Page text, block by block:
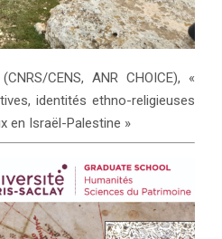
CENS, ANR CHOICE), «
identités ethno-religieuses
en Israël-Palestine »